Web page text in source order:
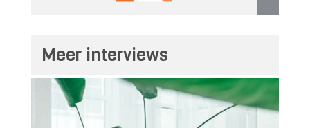
Meer interviews